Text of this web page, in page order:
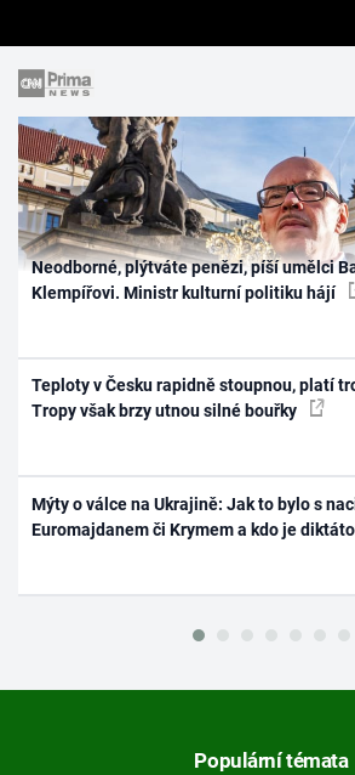
Neodborné, plýtváte penězi, píší umělci
Klempířovi. Ministr kulturní politiku hájí
Teploty v Česku rapidně stoupnou, platí
Tropy však brzy utnou silné bouřky
Mýty o válce na Ukrajině: Jak to bylo s
Euromajdanem či Krymem a kdo je
Populární témata